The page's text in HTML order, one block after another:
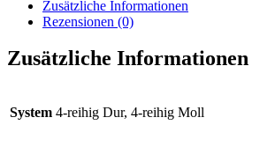
Zusätzliche Informationen
Rezensionen (0)
Zusätzliche Informationen
System 4-reihig Dur, 4-reihig Moll